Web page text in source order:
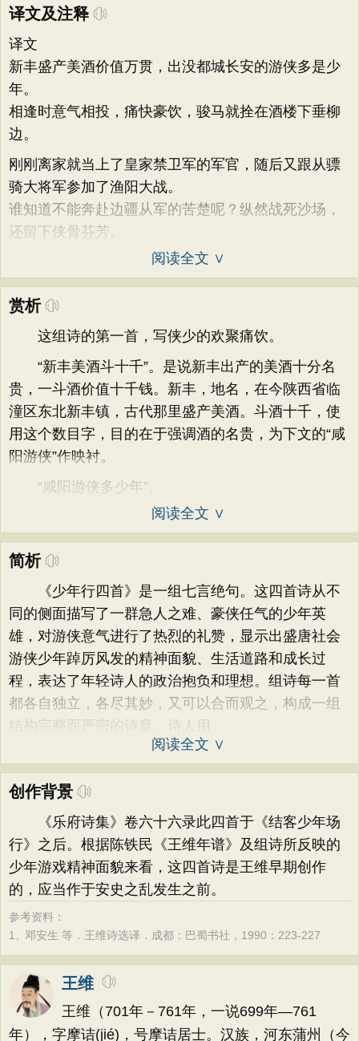
译文及注释
译文
新丰盛产美酒价值万贯，出没都城长安的游侠多是少
年。
相逢时意气相投，痛快豪饮，骏马就拴在酒楼下垂柳
边。
刚刚离家就当上了皇家禁卫军的军官，随后又跟从骠
骑大将军参加了渔阳大战。
谁知道不能奔赴边疆从军的苦楚呢？纵然战死沙场，
还留下侠骨芬芳。
阅读全文 ∨
赏析
这组诗的第一首，写侠少的欢聚痛饮。
“新丰美酒斗十千”。是说新丰出产的美酒十分名
贵，一斗酒价值十千钱。新丰，地名，在今陕西省临
潼区东北新丰镇，古代那里盛产美酒。斗酒十千，使
用这个数目字，目的在于强调酒的名贵，为下文的“咸
阳游侠”作映衬。
“咸阳游侠多少年”。
阅读全文 ∨
简析
《少年行四首》是一组七言绝句。这四首诗从不
同的侧面描写了一群急人之难、豪侠任气的少年英
雄，对游侠意气进行了热烈的礼赞，显示出盛唐社会
游侠少年踔厉风发的精神面貌、生活道路和成长过
程，表达了年轻诗人的政治抱负和理想。组诗每一首
都各自独立，各尽其妙，又可以合而观之，构成一组
结构完整而严密的诗章。诗人用
阅读全文 ∨
创作背景
《乐府诗集》卷六十六录此四首于《结客少年场
行》之后。根据陈铁民《王维年谱》及组诗所反映的
少年游戏精神面貌来看，这四首诗是王维早期创作
的，应当作于安史之乱发生之前。
参考资料：
1、邓安生 等．王维诗选译．成都：巴蜀书社，1990：223-227
王维
王维（701年－761年，一说699年—761
年），字摩诘(jié)，号摩诘居士。汉族，河东蒲州（今